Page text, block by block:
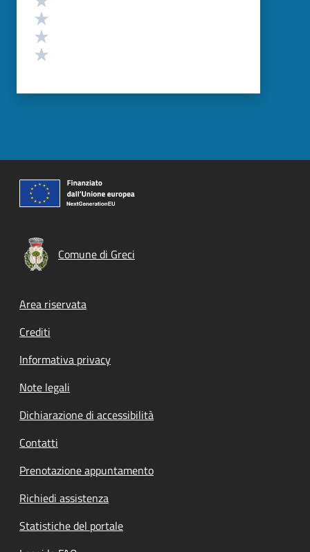
Comune di Greci
Footer menu
Area riservata
Crediti
Informativa privacy
Note legali
Dichiarazione di accessibilità
Contatti
Prenotazione appuntamento
Richiedi assistenza
Statistiche del portale